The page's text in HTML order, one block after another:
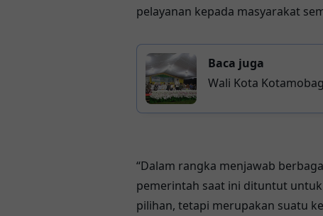
pelayanan kepada masyarakat
Baca juga
Wali Kota
“Dalam rangka menjawab
pemerintah saat ini dituntut
pilihan, tetapi merupakan suatu